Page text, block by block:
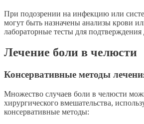
При подозрении на инфекцию или
могут быть назначены анализы крови
лабораторные тесты для подтверждения
Лечение боли в челюсти
Консервативные методы
Множество случаев боли в челюсти
хирургического вмешательства,
консервативные методы: